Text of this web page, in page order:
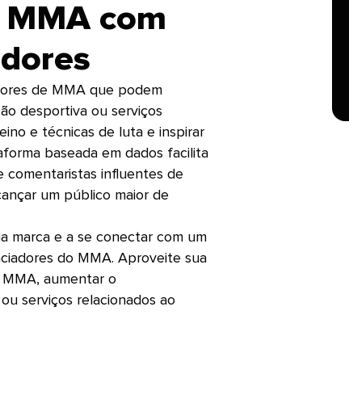
com
de MMA que podem
desportiva ou serviços
e técnicas de luta e inspirar
baseada em dados facilita
comentaristas influentes de
um público maior de
marca e a se conectar com um
do MMA. Aproveite sua
aumentar o
serviços relacionados ao